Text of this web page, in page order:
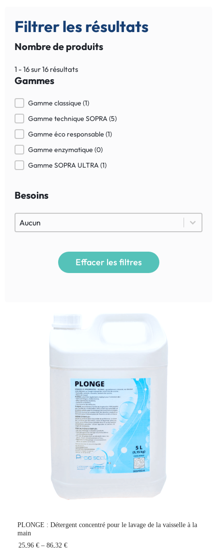
Filtrer les résultats
Nombre de produits
1 - 16 sur 16 résultats
Gammes
Gammes
Gamme classique (1)
Gamme technique SOPRA(5)
Gamme éco responsable (1)
Gamme enzymatique (0)
Gamme SOPRA ULTRA(1)
Besoins
Besoins
Besoins
Effacer les filtres
PLONGE : Détergent concentré pour le lavage de la vaisselle à la
main
25,96 €– 86,32 €